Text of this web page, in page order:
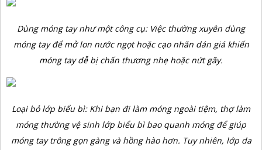
Dùng móng tay như một công cụ: Việc thường xuyên dùng
móng tay để mở lon nước ngọt hoặc cạo nhãn dán giá khiến
móng tay dễ bị chấn thương nhẹ hoặc nứt gãy.
Loại bỏ lớp biểu bì: Khi bạn đi làm móng ngoài tiệm, thợ làm
móng thường vệ sinh lớp biểu bì bao quanh móng để giúp
móng tay trông gọn gàng và hồng hào hơn. Tuy nhiên, lớp da